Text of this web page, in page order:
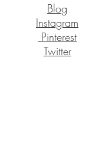
Blog
Instagram
Pinterest
Twitter